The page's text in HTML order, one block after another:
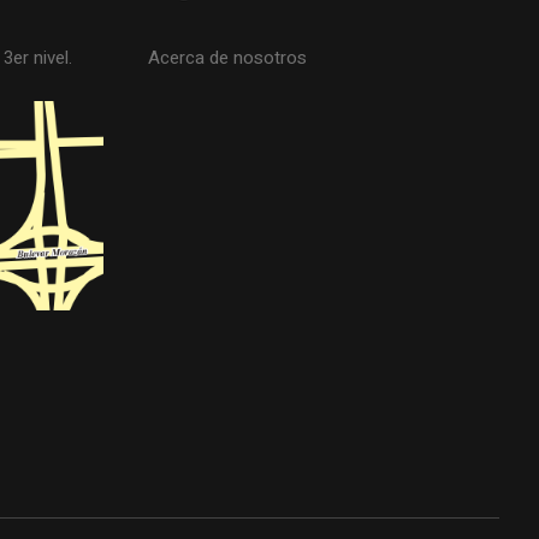
nivel. Acerca de nosotros